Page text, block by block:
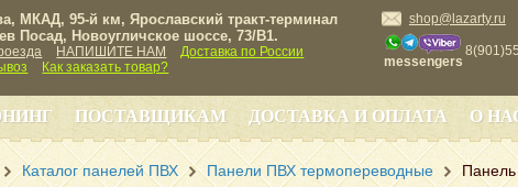
МКАД, 95-й км, Ярославский тракт-терминал
Посад, Новоугличское шоссе, 73/B1.
НАПИШИТЕ НАМ
Доставка по России
Как заказать товар?
shop@lazarty.ru
messengers
ПОСТАВЩИКАМ ДОСТАВКА И ОПЛАТА О
Каталог панелей ПВХ Панели ПВХ термопереводные